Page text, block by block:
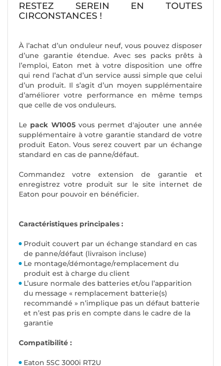
RESTEZ SEREIN EN TOUTES
CIRCONSTANCES !
À l’achat d’un onduleur neuf, vous pouvez disposer
d’une garantie étendue. Avec ses packs prêts à
l’emploi, Eaton met à votre disposition une offre
qui rend l’achat d’un service aussi simple que celui
d’un produit. Il s’agit d’un moyen supplémentaire
d’améliorer votre performance en même temps
que celle de vos onduleurs.
Le pack W1005 vous permet d'ajouter une année
supplémentaire à votre garantie standard de votre
produit Eaton. Vous serez couvert par un échange
standard en cas de panne/défaut.
Commandez votre extension de garantie et
enregistrez votre produit sur le site internet de
Eaton pour pouvoir en bénéficier.
Caractéristiques principales :
Produit couvert par un échange standard en cas
de panne/défaut (livraison incluse)
Le montage/démontage/remplacement du
produit est à charge du client
L’usure normale des batteries et/ou l’apparition
du message « remplacement batterie(s)
recommandé » n’implique pas un défaut batterie
et n’est pas pris en compte dans le cadre de la
garantie
Compatibilité :
Eaton 5SC 3000i RT2U